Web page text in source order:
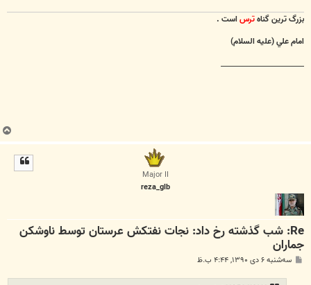
بزرگ ترين گناهترساست .
امام علي (عليه السلام)
________________________
ب
ا
Major II
reza_glb
Re: شب گذشته رخ داد: نجات نفتکش عرستان توسط ناوشکن
جماران
پ سه‌شنبه ۶ دی ۱۳۹۰, ۴:۴۴ ب.ظ